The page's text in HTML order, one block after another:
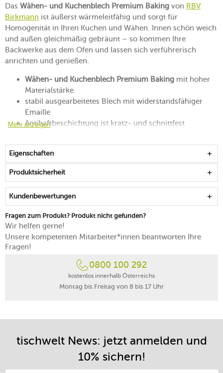
Das Wähen- und Kuchenblech Premium Baking von RBV
Birkmann ist äußerst wärmeleitfähig und sorgt für
Homogenität in Ihren Kuchen und Wähen. Innen schön weich
und außen gleichmäßig gebräunt – so kommen Ihre
Backwerke aus dem Ofen und lassen sich verführerisch
anrichten und genießen.
Wähen- und Kuchenblech Premium Baking mit hoher
Materialstärke
stabil ausgearbeitetes Blech mit widerstandsfähiger
Emaille
Antihaftbeschichtung ist kratz- und schnittfest
Handreinigung
10 Jahre Herstellergarantie
Mehr anzeigen
Eigenschaften
Produktsicherheit
Kundenbewertungen
Fragen zum Produkt? Produkt nicht gefunden?
Wir helfen gerne!
Unsere kompetenten Mitarbeiter*innen beantworten Ihre
Fragen!
0800 100 292
kostenlos innerhalb Österreichs
Montag bis Freitag von 8 bis 17 Uhr
tischwelt News: jetzt anmelden und
10% sichern!